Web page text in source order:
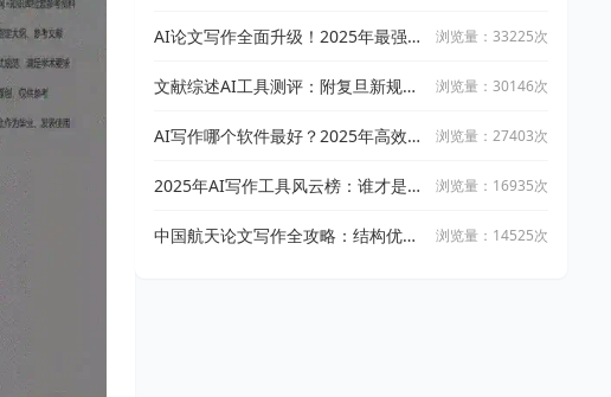
AI论文写作全面升级！2025年最强写
稿
浏览量：33225次
文献综述AI工具测评：附复旦新规下
浏览量：30146次
AI写作哪个软件最好？2025年高效智
浏览量：27403次
2025年AI写作工具风云榜：谁才是真
浏览量：16935次
中国航天论文写作全攻略：结构优化
浏览量：14525次